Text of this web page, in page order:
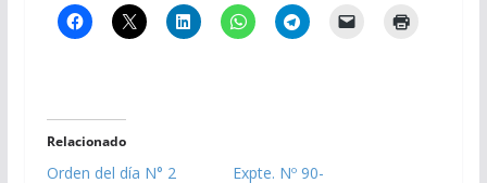
Relacionado
Orden del día N° 2
Expte. Nº 90-